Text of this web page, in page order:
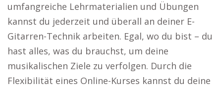
umfangreiche Lehrmaterialien und Übungen
kannst du jederzeit und überall an deiner E-
Gitarren-Technik arbeiten. Egal, wo du bist – du
hast alles, was du brauchst, um deine
musikalischen Ziele zu verfolgen. Durch die
Flexibilität eines Online-Kurses kannst du deine